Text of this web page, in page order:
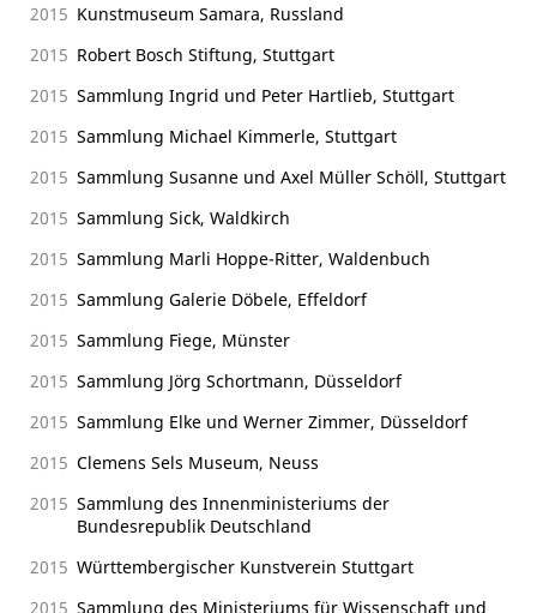
2015 Kunstmuseum Samara, Russland
2015 Robert Bosch Stiftung, Stuttgart
2015 Sammlung Ingrid und Peter Hartlieb, Stuttgart
2015 Sammlung Michael Kimmerle, Stuttgart
2015 Sammlung Susanne und Axel Müller Schöll, Stuttgart
2015 Sammlung Sick, Waldkirch
2015 Sammlung Marli Hoppe-Ritter, Waldenbuch
2015 Sammlung Galerie Döbele, Effeldorf
2015 Sammlung Fiege, Münster
2015 Sammlung Jörg Schortmann, Düsseldorf
2015 Sammlung Elke und Werner Zimmer, Düsseldorf
2015 Clemens Sels Museum, Neuss
2015 Sammlung des Innenministeriums der
Bundesrepublik Deutschland
2015 Württembergischer Kunstverein Stuttgart
2015 Sammlung des Ministeriums für Wissenschaft und